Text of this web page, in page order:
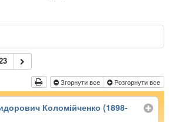
Згорнути все Розгорнути все
Коломійченко (1898-